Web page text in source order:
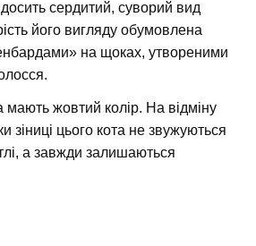
сердитий, суворий вид
його вигляду обумовлена
на щоках, утвореними
мають жовтий колір. На відміну
зіниці цього кота не звужуються
а завжди залишаються